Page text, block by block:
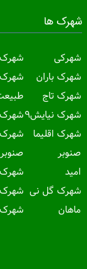
شهرک ها
شهرکی
شهرک باران
شهرک تاج
شهرک نیایش9
شهرک اقلیما
صنوبر
امید
شهرک گل نی
ماهان
صنوبر
شهرک
شهرک
شهرک